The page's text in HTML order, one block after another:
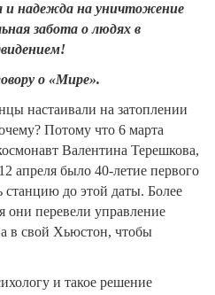
и надежда на уничтожение
забота о людях в
о «Мире».
настаивали на затоплении
Потому что 6 марта
Валентина Терешкова,
апреля было 40-летие первого
станцию до этой даты. Более
они перевели управление
в свой Хьюстон, чтобы
и такое решение